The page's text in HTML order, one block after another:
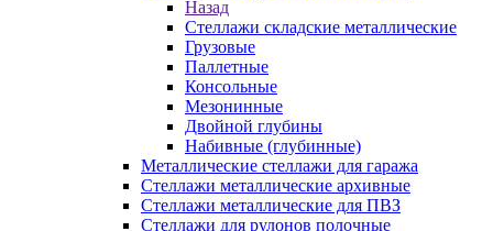
Назад
Стеллажи складские металлические
Грузовые
Паллетные
Консольные
Мезонинные
Двойной глубины
Набивные (глубинные)
Металлические стеллажи для гаража
Стеллажи металлические архивные
Стеллажи металлические для ПВЗ
Стеллажи для рулонов полочные